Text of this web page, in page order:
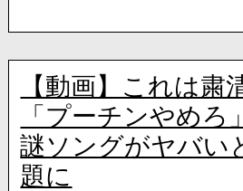
【動画】これは粛
「プーチンやめろ
謎ソングがヤバい
題に